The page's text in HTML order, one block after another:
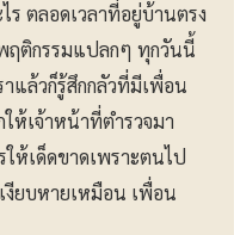
ไร ตลอดเวลาที่อยู่บ้านตรง
ติกรรมแปลกๆ ทุกวันนี้
แล้วก็รู้สึกกลัวที่มีเพื่อน
ห้เจ้าหน้าที่ตำรวจมา
ให้เด็ดขาดเพราะตนไป
งียบหายเหมือน เพื่อน